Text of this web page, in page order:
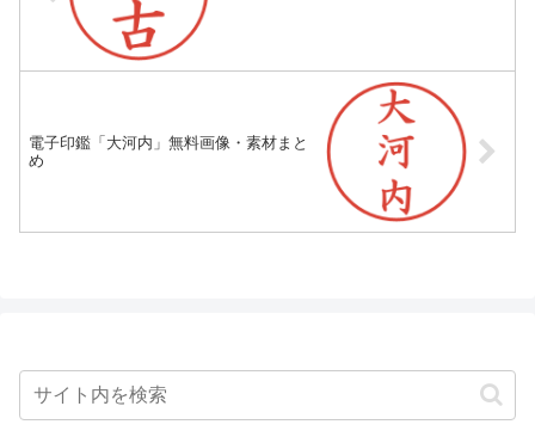
電子印鑑「大河内」無料画像・素材まと
め